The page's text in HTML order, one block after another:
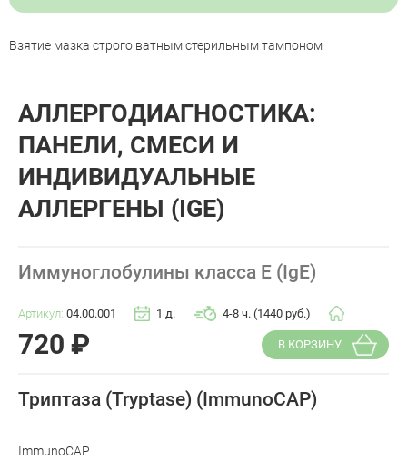
Взятие мазка строго ватным стерильным тампоном
АЛЛЕРГОДИАГНОСТИКА:
ПАНЕЛИ, СМЕСИ И
ИНДИВИДУАЛЬНЫЕ
АЛЛЕРГЕНЫ (IGE)
Иммуноглобулины класса E (IgE)
Артикул: 04.00.001 1 д. 4-8 ч. (1440 руб.)
720 ₽ В КОРЗИНУ
Триптаза (Tryptase) (ImmunoCAP)
ImmunoCAP